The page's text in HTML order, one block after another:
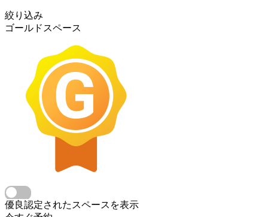
絞り込み
ゴールドスペース
優良認定されたスペースを表示